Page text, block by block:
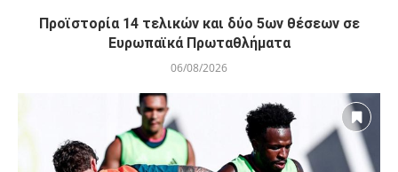
Προϊστορία 14 τελικών και δύο 5ων θέσεων σε
Ευρωπαϊκά Πρωταθλήματα
06/08/2026